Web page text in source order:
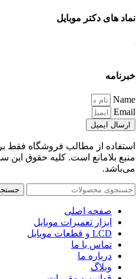
نماد های دکتر موبایل
خبرنامه
Name
Email
ارسال ایمیل
استفاده از مطالب فروشگاه فقط
منبع بلامانع است. کلیه حقوق این
می‌باشد.
صفحه اصلی
ابزار تعمیرات موبایل
LCD و قطعات موبایل
تماس با ما
درباره ما
وبلاگ